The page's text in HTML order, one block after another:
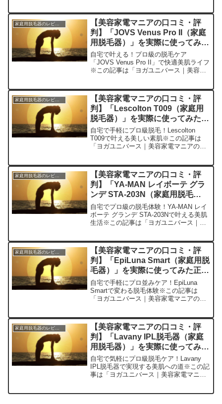
ビスへの口コミ今回ご紹介するのは、私
の脱毛生活を...
【美容家電マニアの口コミ・評
判】「JOVS Venus Pro II（家庭
用脱毛器）」を実際に使ってみた
正直感想
自宅で叶える！プロ級の脱毛ケア
「JOVS Venus Pro II」で快適美肌ライフ
※この記事は「ヨガユニバース｜美容家
んにちは！今回は家庭用脱毛器「JOVS
Venu...
家庭用脱毛器のレビュー
【美容家電マニアの口コミ・評
判】「Lescolton T009（家庭用
脱毛器）」を実際に使ってみた正
直感想
自宅で手軽にプロ級脱毛！Lescolton
T009で叶える美しい素肌※この記事は
「ヨガユニバース｜美容家電マニアの口
毛器「Lescolton T009」をご紹介しま
す...
家庭用脱毛器のレビュー
【美容家電マニアの口コミ・評
判】「YA-MAN レイボーテ グラ
ンデ STA-203N（家庭用脱毛
器）」を実際に使ってみた正直感
想
自宅でプロ級の脱毛体験！YA-MAN レイ
ボーテ グランデ STA-203Nで叶える美肌
生活※この記事は「ヨガユニバース｜美
ミ今日は私が数ヶ月前に購入して、すっ
かり生活...
【美容家電マニアの口コミ・評
判】「EpiLuna Smart（家庭用脱
毛器）」を実際に使ってみた正直
感想
自宅で手軽にプロ並みケア！EpiLuna
Smartで変わる脱毛体験※この記事は
「ヨガユニバース｜美容家電マニアの口
紹介したいのが「EpiLuna Smart」で
す。こ...
【美容家電マニアの口コミ・評
判】「Lavany IPL脱毛器（家庭
用脱毛器）」を実際に使ってみた
正直感想
自宅で気軽にプロ級脱毛ケア！Lavany
IPL脱毛器で実現する美肌への道※この記
事は「ヨガユニバース｜美容家電マニア